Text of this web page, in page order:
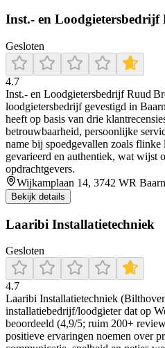
Inst.- en
Gesloten
4.7
Inst.- en Loodgietersbedrijf Ruud
loodgietersbedrijf gevestigd in
heeft op basis van drie
betrouwbaarheid, persoonlijke
name bij spoedgevallen zoals
gevarieerd en authentiek, wat wijst
opdrachtgevers.
Wijkamplaan 14, 3742 WR
Bekijk details
Laaribi Installatietechniek
Gesloten
4.7
Laaribi Installatietechniek
installatiebedrijf/loodgieter dat op
beoordeeld (4,9/5; ruim 200+
positieve ervaringen noemen over